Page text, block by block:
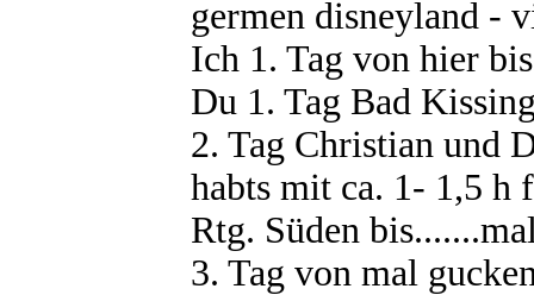
germen disneyland -
Ich 1. Tag von hier
Du 1. Tag Bad
2. Tag Christian und
habts mit ca. 1- 1,5 h
Rtg. Süden
3. Tag von mal